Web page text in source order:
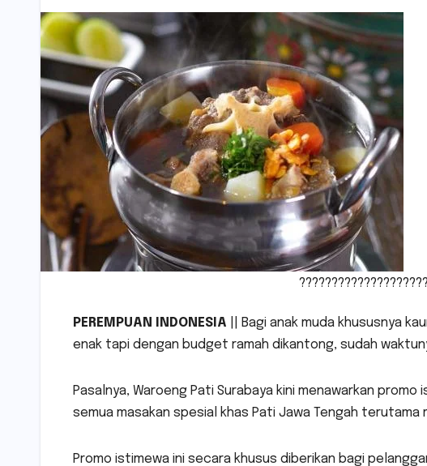
PEREMPUAN INDONESIA || Bagi anak muda khususnya
enak tapi dengan budget ramah dikantong, sudah
Pasalnya, Waroeng Pati Surabaya kini menawarkan
semua masakan spesial khas Pati Jawa Tengah
Promo istimewa ini secara khusus diberikan bagi